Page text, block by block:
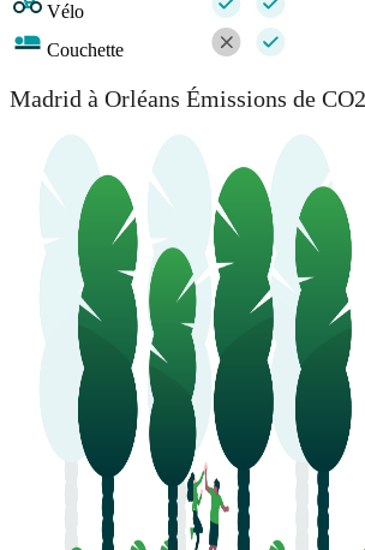
Vélo
Couchette
Madrid à Orléans Émissions de